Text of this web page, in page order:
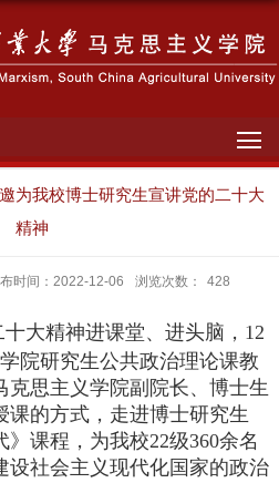
为我校博士研究生宣讲党的二十大
精神
时间：2022-12-06 浏览次数： 428
大精神进课堂、进头脑， 12
院研究生公共政治理论课教
克思主义学院副院长、博士生
课的方式，走进博士研究生
》课程，为我校22级360余名
设社会主义现代化国家的政治